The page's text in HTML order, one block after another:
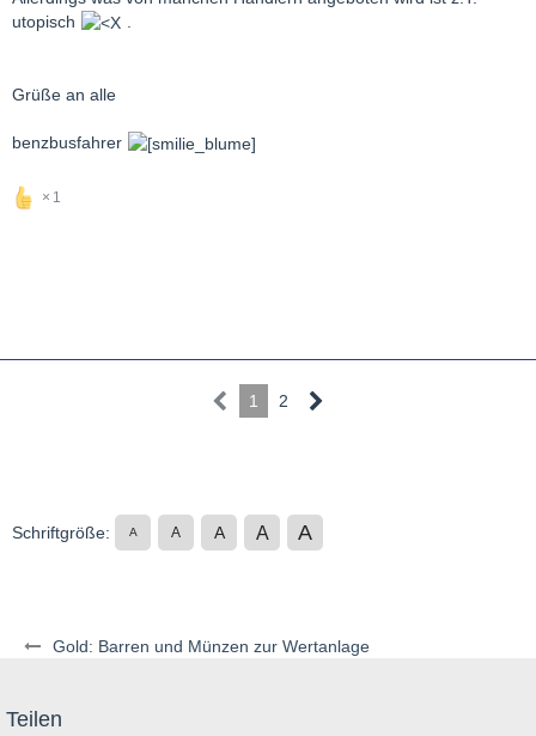
Gold: Barren und Münzen zur Wertanlage
utopisch
Grüße an alle
benzbusfahrer
1
1 2
Schriftgröße: A A A A A
Teilen